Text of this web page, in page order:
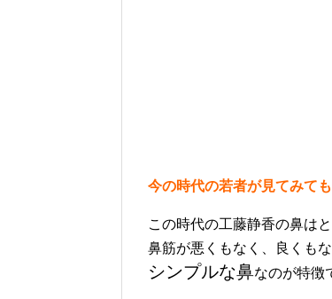
今の時代の若者が見てみても
この時代の工藤静香の鼻は
鼻筋が悪くもなく、良くも
シンプルな鼻なのが特徴